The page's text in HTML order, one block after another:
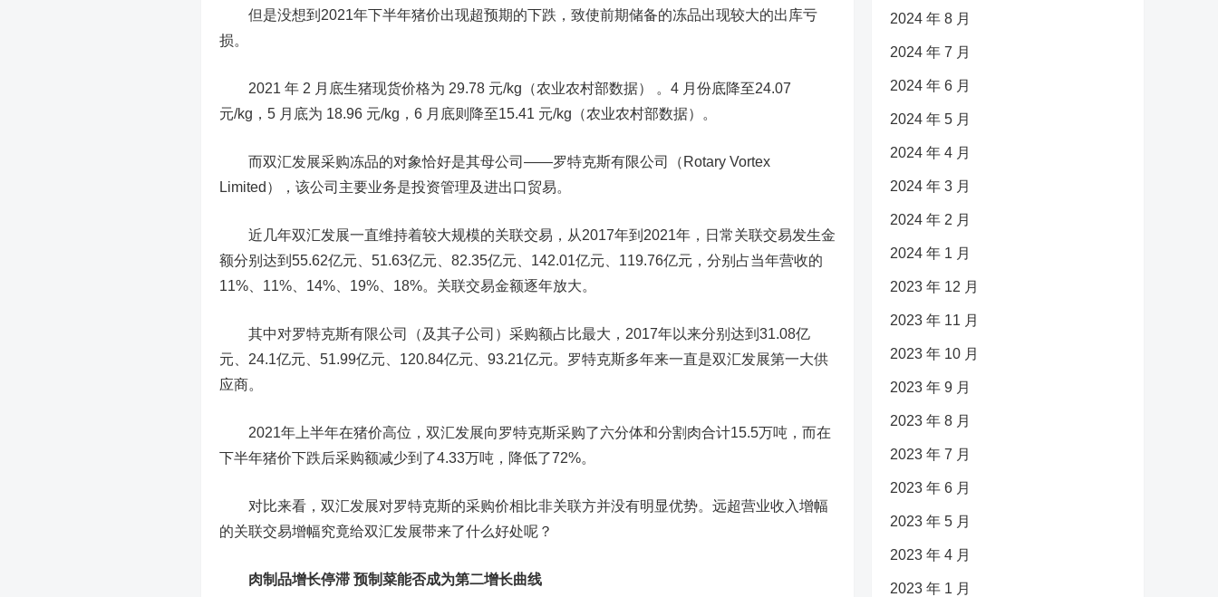
但是没想到2021年下半年猪价出现超预期的下跌，致使前期储备的冻品出现较大的出库亏
损。
2021 年 2 月底生猪现货价格为 29.78 元/kg（农业农村部数据） 。4 月份底降至24.07
元/kg，5 月底为 18.96 元/kg，6 月底则降至15.41 元/kg（农业农村部数据）。
而双汇发展采购冻品的对象恰好是其母公司——罗特克斯有限公司（Rotary Vortex
Limited），该公司主要业务是投资管理及进出口贸易。
近几年双汇发展一直维持着较大规模的关联交易，从2017年到2021年，日常关联交易发生金
额分别达到55.62亿元、51.63亿元、82.35亿元、142.01亿元、119.76亿元，分别占当年营收的
11%、11%、14%、19%、18%。关联交易金额逐年放大。
其中对罗特克斯有限公司（及其子公司）采购额占比最大，2017年以来分别达到31.08亿
元、24.1亿元、51.99亿元、120.84亿元、93.21亿元。罗特克斯多年来一直是双汇发展第一大供
应商。
2021年上半年在猪价高位，双汇发展向罗特克斯采购了六分体和分割肉合计15.5万吨，而在
下半年猪价下跌后采购额减少到了4.33万吨，降低了72%。
对比来看，双汇发展对罗特克斯的采购价相比非关联方并没有明显优势。远超营业收入增幅
的关联交易增幅究竟给双汇发展带来了什么好处呢？
肉制品增长停滞 预制菜能否成为第二增长曲线
2024 年 8 月
2024 年 7 月
2024 年 6 月
2024 年 5 月
2024 年 4 月
2024 年 3 月
2024 年 2 月
2024 年 1 月
2023 年 12 月
2023 年 11 月
2023 年 10 月
2023 年 9 月
2023 年 8 月
2023 年 7 月
2023 年 6 月
2023 年 5 月
2023 年 4 月
2023 年 1 月